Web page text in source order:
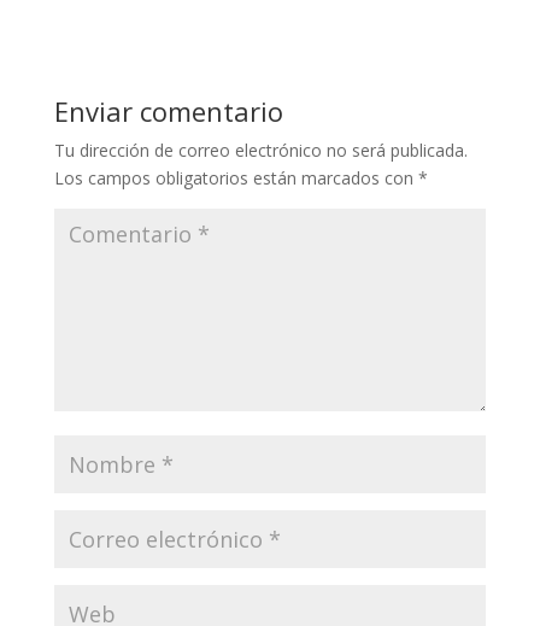
Enviar comentario
Tu dirección de correo electrónico no será publicada.
Los campos obligatorios están marcados con *